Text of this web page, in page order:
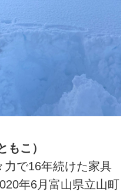
もこ）
で16年続けた家具
年6月富山県立山町